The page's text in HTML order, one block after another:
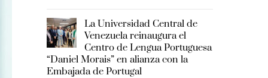
La Universidad Central de
Venezuela reinaugura el
Centro de Lengua Portuguesa
“Daniel Morais” en alianza con la
Embajada de Portugal